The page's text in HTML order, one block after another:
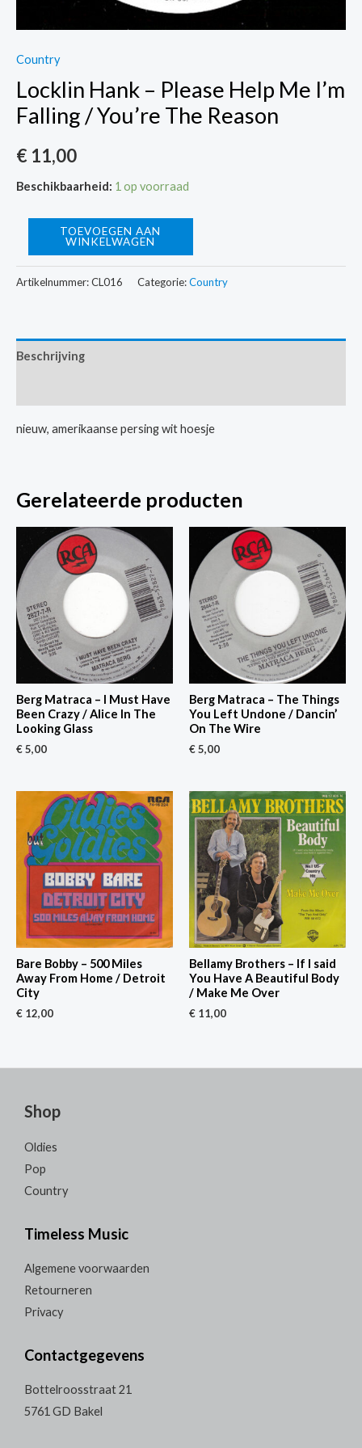
Country
Locklin Hank – Please Help Me I’m
Falling / You’re The Reason
€ 11,00
Beschikbaarheid: 1 op voorraad
Me
I'm
/
You're
aantal
TOEVOEGEN AAN
WINKELWAGEN
Artikelnummer:CL016 Categorie:Country
Beschrijving
nieuw, amerikaanse persing wit hoesje
Gerelateerde producten
Berg Matraca – I Must Have
Been Crazy / Alice In The
Looking Glass
€5,00
Berg Matraca – The Things
You Left Undone / Dancin’
On The Wire
€5,00
Bare Bobby – 500 Miles
Away From Home / Detroit
City
€ 12,00
Bellamy Brothers – If I said
You Have A Beautiful Body
/ Make Me Over
€ 11,00
Shop
Oldies
Pop
Country
Timeless Music
Algemene voorwaarden
Retourneren
Privacy
Contactgegevens
Bottelroosstraat 21
5761 GD Bakel